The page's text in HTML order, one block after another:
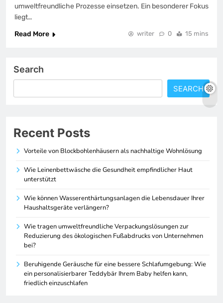
umweltfreundliche Prozesse einsetzen. Ein besonderer Fokus
liegt…
Read More
writer 0 15 mins
Search
SEARCH
Recent Posts
Vorteile von Blockbohlenhäusern als nachhaltige Wohnlösung
Wie Leinenbettwäsche die Gesundheit empfindlicher Haut
unterstützt
Wie können Wasserenthärtungsanlagen die Lebensdauer Ihrer
Haushaltsgeräte verlängern?
Wie tragen umweltfreundliche Verpackungslösungen zur
Reduzierung des ökologischen Fußabdrucks von Unternehmen
bei?
Beruhigende Geräusche für eine bessere Schlafumgebung: Wie
ein personalisierbarer Teddybär Ihrem Baby helfen kann,
friedlich einzuschlafen